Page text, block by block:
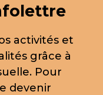
activités et
grâce à
Pour
devenir